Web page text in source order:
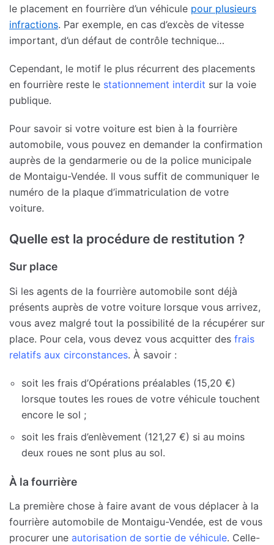
le placement en fourrière d’un véhicule pour plusieurs
infractions. Par exemple, en cas d’excès de vitesse
important, d’un défaut de contrôle technique…
Cependant, le motif le plus récurrent des placements
en fourrière reste le stationnement interdit sur la voie
publique.
Pour savoir si votre voiture est bien à la fourrière
automobile, vous pouvez en demander la confirmation
auprès de la gendarmerie ou de la police municipale
de Montaigu-Vendée. Il vous suffit de communiquer le
numéro de la plaque d’immatriculation de votre
voiture.
Quelle est la procédure de restitution ?
Sur place
Si les agents de la fourrière automobile sont déjà
présents auprès de votre voiture lorsque vous arrivez,
vous avez malgré tout la possibilité de la récupérer sur
place. Pour cela, vous devez vous acquitter des frais
relatifs aux circonstances. À savoir :
soit les frais d’Opérations préalables (15,20 €)
lorsque toutes les roues de votre véhicule touchent
encore le sol ;
soit les frais d’enlèvement (121,27 €) si au moins
deux roues ne sont plus au sol.
À la fourrière
La première chose à faire avant de vous déplacer à la
fourrière automobile de Montaigu-Vendée, est de vous
procurer une autorisation de sortie de véhicule. Celle-